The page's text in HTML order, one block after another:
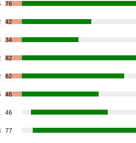
76
42
34
82
62
46
46
77